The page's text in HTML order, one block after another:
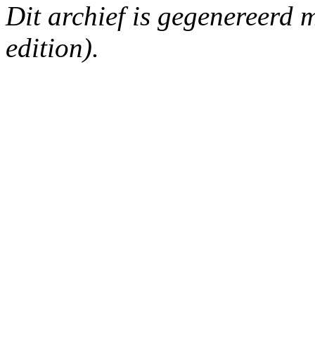
Dit archief is gegenereerd
edition).